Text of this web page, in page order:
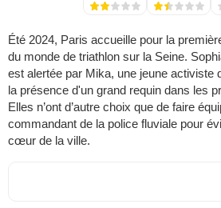
Été 2024, Paris accueille pour la
du monde de triathlon sur la Seine.
est alertée par Mika, une jeune activiste
la présence d'un grand requin dans les
Elles n’ont d’autre choix que de faire
commandant de la police fluviale pour
cœur de la ville.